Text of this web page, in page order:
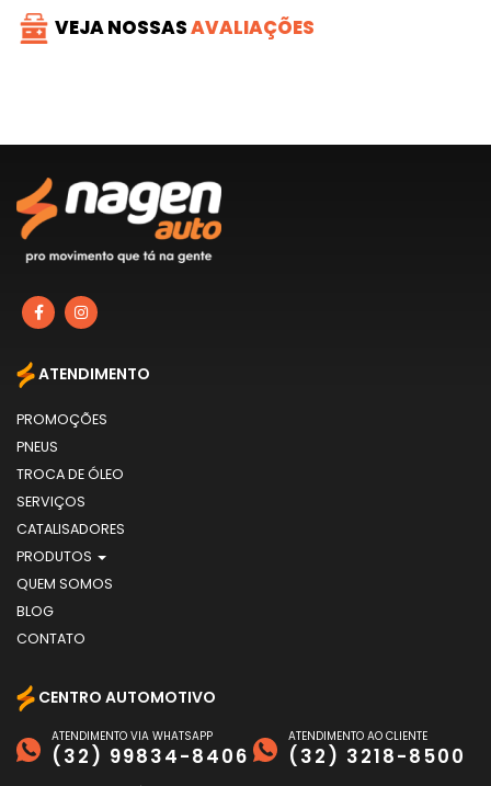
VEJA NOSSASAVALIAÇÕES
ATENDIMENTO
PROMOÇÕES
PNEUS
TROCA DE ÓLEO
SERVIÇOS
CATALISADORES
PRODUTOS
QUEM SOMOS
BLOG
CONTATO
CENTRO AUTOMOTIVO
ATENDIMENTO VIA WHATSAPP
(32) 99834-8406
ATENDIMENTO AO CLIENTE
(32) 3218-8500